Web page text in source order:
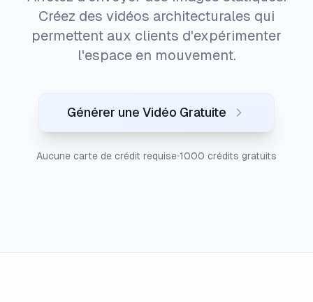
Créez des vidéos architecturales qui
permettent aux clients d'expérimenter
l'espace en mouvement.
Générer une Vidéo Gratuite
Aucune carte de crédit requise 1000 crédits gratuits